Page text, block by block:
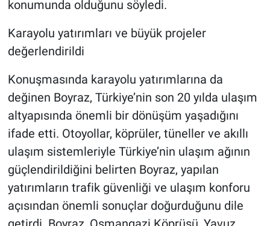
konumunda olduğunu söyledi.
Karayolu yatırımları ve büyük projeler
değerlendirildi
Konuşmasında karayolu yatırımlarına da
değinen Boyraz, Türkiye’nin son 20 yılda ulaşım
altyapısında önemli bir dönüşüm yaşadığını
ifade etti. Otoyollar, köprüler, tüneller ve akıllı
ulaşım sistemleriyle Türkiye’nin ulaşım ağının
güçlendirildiğini belirten Boyraz, yapılan
yatırımların trafik güvenliği ve ulaşım konforu
açısından önemli sonuçlar doğurduğunu dile